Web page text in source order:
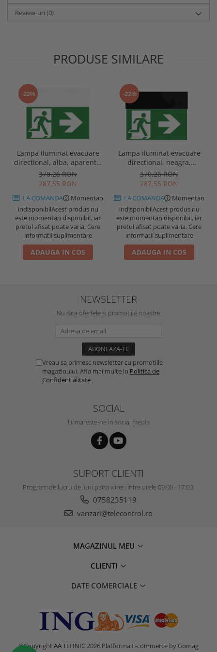
Review-uri (0)
PRODUSE SIMILARE
-22%
Lampa iluminat evacuare
directional, alba, aparenta,
3 ore, 3W, mentinut, test
automat, IP20, Intelight
370,26 RON
287,55 RON
LA COMANDA
Momentan
indisponibilAcest produs nu
este momentan disponibil, iar
pretul afisat poate varia. Cere
informatii suplimentare
ADAUGA IN COS
-22%
Lampa iluminat evacuare
directional, neagra,
aparenta, 3 ore, 3W,
mentinut, test automat,
370,26 RON
287,55 RON
LA COMANDA
Momentan
indisponibilAcest produs nu
este momentan disponibil, iar
pretul afisat poate varia. Cere
informatii suplimentare
ADAUGA IN COS
NEWSLETTER
Nu rata ofertele si promotiile noastre
Vreau sa primesc newsletter cu promotiile
magazinului. Afla mai multe in Politica de
Confidentialitate
SOCIAL
Urmareste-ne in social media
SUPORT CLIENTI
Program de lucru de luni pana vineri intre orele 09:00 - 17:00.
0758235119
vanzari@telecontrol.ro
MAGAZINUL MEU
CLIENTI
DATE COMERCIALE
©Copyright AA TEHNIC 2026 Platforma E-commerce by Gomag